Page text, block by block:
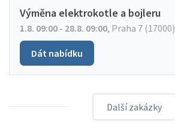
Výměna elektrokotle a bojleru
1.8. 09:00 - 28.8. 09:00, Praha 7 (17000)
Dát nabídku
Další zakázky